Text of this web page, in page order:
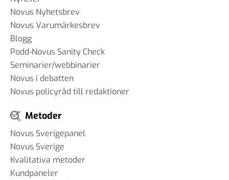
Novus Nyhetsbrev
Novus Varumärkesbrev
Blogg
Podd-Novus Sanity Check
Seminarier/webbinarier
Novus i debatten
Novus policyråd till redaktioner
Metoder
Novus Sverigepanel
Novus Sverige
Kvalitativa metoder
Kundpaneler